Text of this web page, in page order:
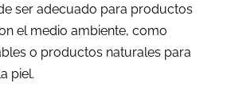
ser adecuado para productos
el medio ambiente, como
o productos naturales para
piel.